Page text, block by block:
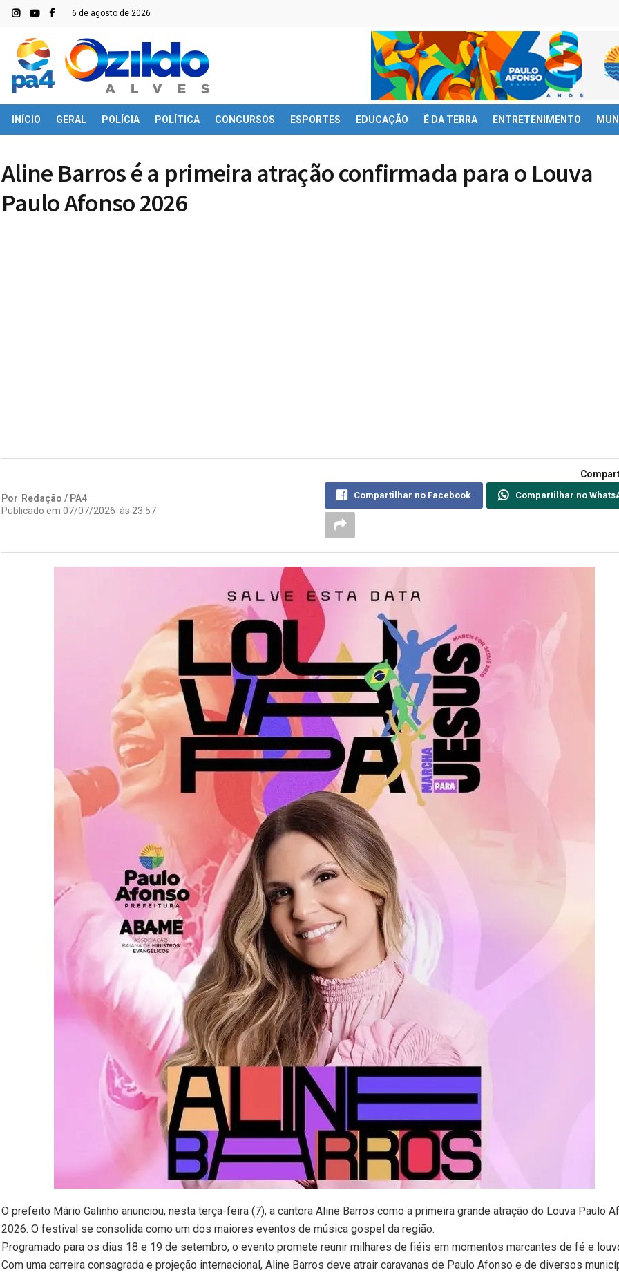
6 de agosto de 2026
INÍCIO GERAL POLÍCIA POLÍTICA CONCURSOS ESPORTES EDUCAÇÃO É DA TERRA ENTRETENIMENTO
Aline Barros é a primeira atração confirmada para o Louva
Paulo Afonso 2026
Por Redação / PA4
Publicado em 07/07/2026 às 23:57
Compartilhar no Facebook Compartilhar no
O prefeito Mário Galinho anunciou, nesta terça-feira (7), a cantora Aline Barros como a primeira grande atração do Louva Paulo
2026. O festival se consolida como um dos maiores eventos de música gospel da região.
Programado para os dias 18 e 19 de setembro, o evento promete reunir milhares de fiéis em momentos marcantes de fé e
Com uma carreira consagrada e projeção internacional, Aline Barros deve atrair caravanas de Paulo Afonso e de diversos